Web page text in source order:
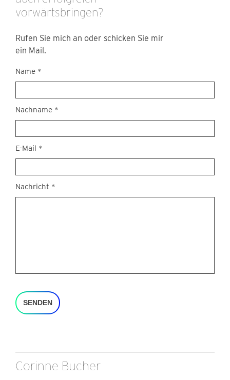
vorwärtsbringen?
Rufen Sie mich an oder schicken Sie mir
ein Mail.
Kontakt
Name *
Nachname *
E-Mail *
Nachricht *
SENDEN
Corinne Bucher